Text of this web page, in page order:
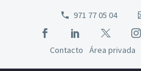
971 77 05 04
Contacto Área privada